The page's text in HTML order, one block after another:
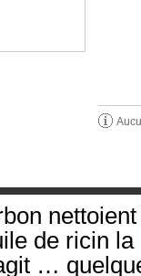
de ricin
…